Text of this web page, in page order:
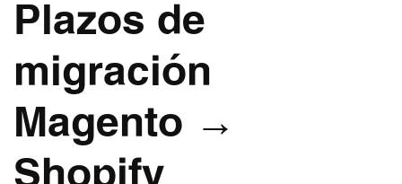
Plazos de
migración
Magento →
Shopify